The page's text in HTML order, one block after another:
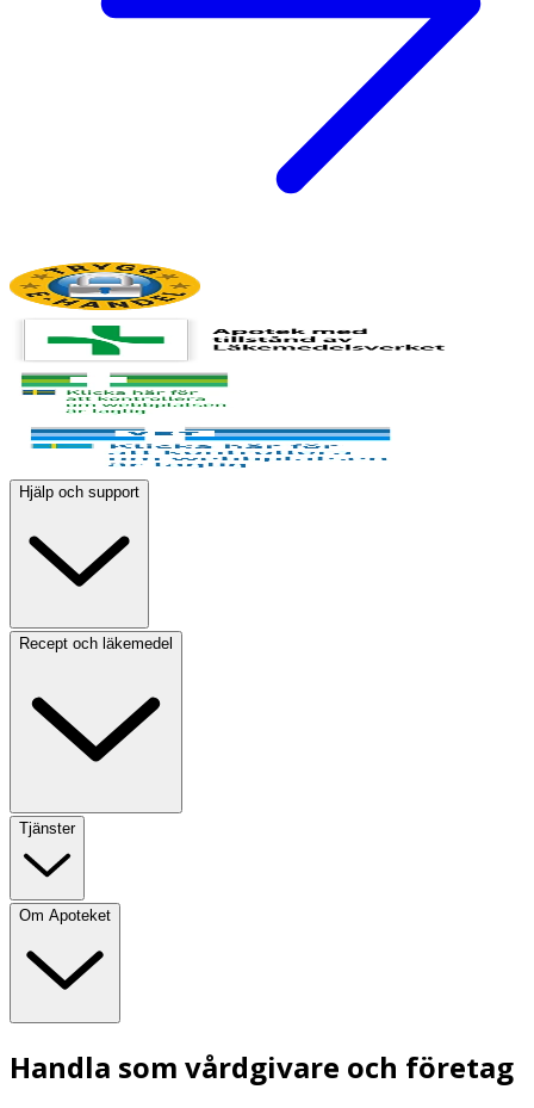
Hjälp och support
Recept och läkemedel
Tjänster
Om Apoteket
Handla som vårdgivare och företag